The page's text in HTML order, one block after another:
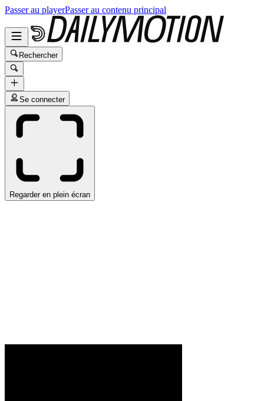
Passer au playerPasser au contenu principal
Rechercher
Se connecter
Regarder en plein écran